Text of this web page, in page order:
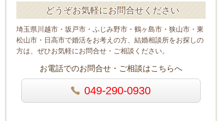
どうぞお気軽にお問合せください
埼玉県川越市・坂戸市・ふじみ野市・鶴ヶ島市・狭山市・東
松山市・日高市で婚活をお考えの方、結婚相談所をお探しの
方は、ぜひお気軽にお問合せ・ご相談ください。
お電話でのお問合せ・ご相談はこちらへ
049-290-0930